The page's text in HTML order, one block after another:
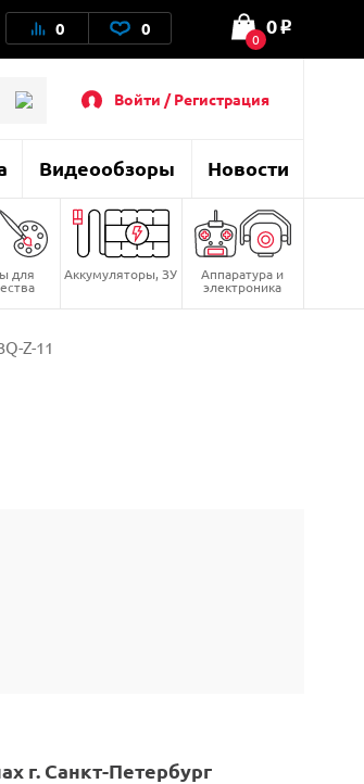
0 0 0
0 o
Войти / Регистрация
Видеообзоры Новости
для Аккумуляторы, ЗУ Аппаратура и
электроника
Z-11
г. Санкт-Петербург